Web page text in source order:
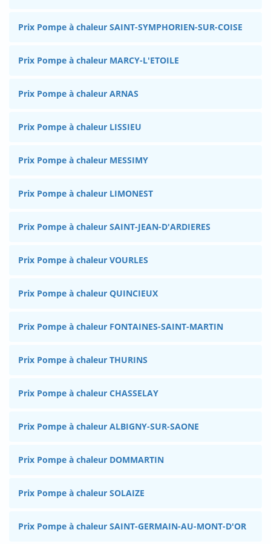
Prix Pompe à chaleur SAINT-SYMPHORIEN-SUR-COISE
Prix Pompe à chaleur MARCY-L'ETOILE
Prix Pompe à chaleur ARNAS
Prix Pompe à chaleur LISSIEU
Prix Pompe à chaleur MESSIMY
Prix Pompe à chaleur LIMONEST
Prix Pompe à chaleur SAINT-JEAN-D'ARDIERES
Prix Pompe à chaleur VOURLES
Prix Pompe à chaleur QUINCIEUX
Prix Pompe à chaleur FONTAINES-SAINT-MARTIN
Prix Pompe à chaleur THURINS
Prix Pompe à chaleur CHASSELAY
Prix Pompe à chaleur ALBIGNY-SUR-SAONE
Prix Pompe à chaleur DOMMARTIN
Prix Pompe à chaleur SOLAIZE
Prix Pompe à chaleur SAINT-GERMAIN-AU-MONT-D'OR